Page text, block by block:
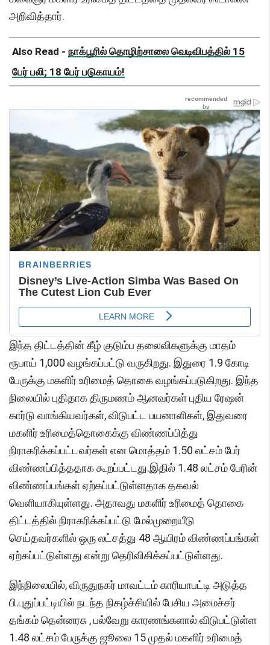
அறிவித்தார்.
Also Read - நாக்பூரில் தொழிற்சாலை வெடிவிபத்தில் 15
பேர் பலி; 18 பேர் படுகாயம்!
இந்த திட்டத்தின் கீழ் குடும்ப தலைவிகளுக்கு மாதம்
ரூபாய் 1,000 வழங்கப்பட்டு வருகிறது. இதுரை 1.9 கோடி
பேருக்கு மகளிர் உரிமைத் தொகை வழங்கப்படுகிறது. இந்த
நிலையில் புதிதாக திருமணம் ஆனவர்கள் புதிய ரேஷன்
கார்டு வாங்கியவர்கள், விடுபட்ட பயனாளிகள், இதுவரை
மகளிர் உரிமைத்தொகைக்கு விண்ணப்பித்து
நிராகரிக்கப்பட்டவர்கள் என மொத்தம் 1.50 லட்சம் பேர்
விண்ணப்பித்ததாக கூறப்பட்டது.இதில் 1.48 லட்சம் பேரின்
விண்ணப்பங்கள் ஏற்கப்பட்டுள்ளதாக தகவல்
வெளியாகியுள்ளது. அதாவது மகளிர் உரிமைத் தொகை
திட்டத்தில் நிராகரிக்கப்பட்டு மேல்முறையீடு
செய்தவர்களில் ஒரு லட்சத்து 48 ஆயிரம் விண்ணப்பங்கள்
ஏற்கப்பட்டுள்ளது என்று தெரிவிகிக்கப்பட்டுள்ளது.
இந்நிலையில், விருதுநகர் மாவட்டம் காரியாபட்டி அடுத்த
பி.புதுப்பட்டியில் நடந்த நிகழ்ச்சியில் பேசிய அமைச்சர்
தங்கம் தென்னரசு , பல்வேறு காரணங்களால் விடுபட்டுள்ள
1.48 லட்சம் பேருக்கு ஜூலை 15 முதல் மகளிர் உரிமைத்